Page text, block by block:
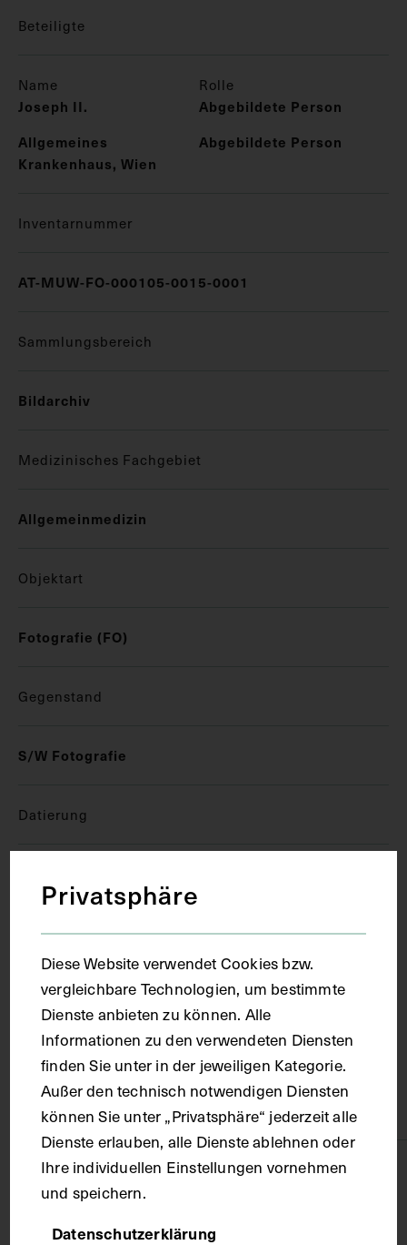
Beteiligte
Name Rolle
Joseph II.
Abgebildete Person
Allgemeines
Krankenhaus, Wien
Abgebildete Person
Inventarnummer
AT-MUW-FO-000105-0015-0001
Sammlungsbereich
Bildarchiv
Medizinisches Fachgebiet
Allgemeinmedizin
Objektart
Fotografie (FO)
Gegenstand
S/W Fotografie
Datierung
Wien
Material
Karton
Technik
Druck
Privatsphäre
Diese Website verwendet Cookies bzw.
vergleichbare Technologien, um bestimmte
Dienste anbieten zu können. Alle
Informationen zu den verwendeten Diensten
finden Sie unter in der jeweiligen Kategorie.
Außer den technisch notwendigen Diensten
können Sie unter „Privatsphäre“ jederzeit alle
Dienste erlauben, alle Dienste ablehnen oder
Ihre individuellen Einstellungen vornehmen
und speichern.
Datenschutzerklärung